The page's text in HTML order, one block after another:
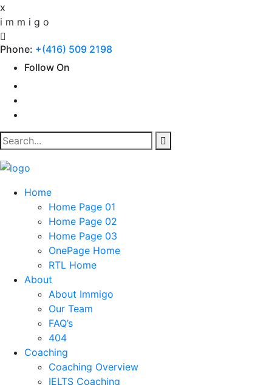
x
i m m i g o
Phone: +(416) 509 2198
Follow On
Home
Home Page 01
Home Page 02
Home Page 03
OnePage Home
RTL Home
About
About Immigo
Our Team
FAQ’s
404
Coaching
Coaching Overview
IELTS Coaching